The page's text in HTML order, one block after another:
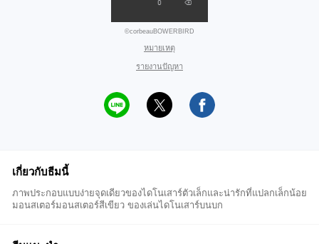
©corbeauBOWERBIRD
หมายเหตุ
รายงานปัญหา
เกี่ยวกับธีมนี้
ภาพประกอบแบบง่ายจุดเดียวของไดโนเสาร์ตัวเล็กและน่ารักที่แปลกเล็กน้อย
มอนสเตอร์มอนสเตอร์สีเขียว ของเล่นไดโนเสาร์บนบก